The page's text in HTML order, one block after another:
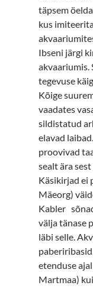
täpsem
kus
Ibseni järgi
akvaariumis.
tegevuse
Kõige
vaadates
sildistatud
elavad
proovivad
sealt ära
Käsikirjad ei
Mäeorg)
Kabler
välja tänase
läbi selle.
etenduse
Martmaa)